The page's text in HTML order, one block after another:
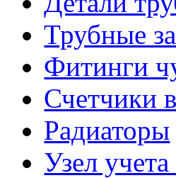
Трубные
Фитинги
Счетчики
Радиаторы
Узел